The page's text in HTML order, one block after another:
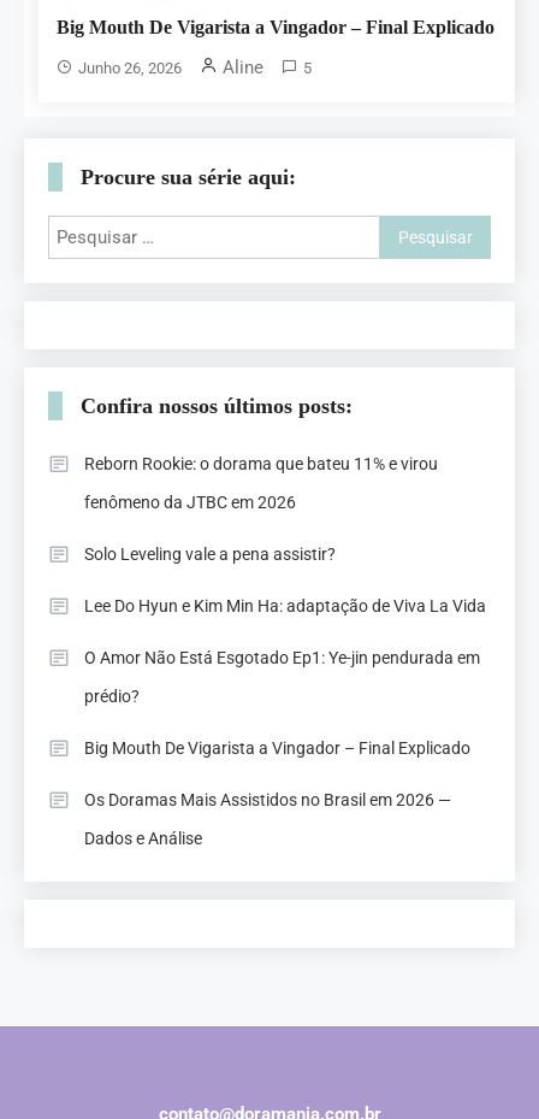
Big Mouth De Vigarista a Vingador – Final Explicado
Junho 26, 2026 Aline 5
Procure sua série aqui:
Confira nossos últimos posts:
Reborn Rookie: o dorama que bateu 11% e virou
fenômeno da JTBC em 2026
Solo Leveling vale a pena assistir?
Lee Do Hyun e Kim Min Ha: adaptação de Viva La Vida
O Amor Não Está Esgotado Ep1: Ye-jin pendurada em
prédio?
Big Mouth De Vigarista a Vingador – Final Explicado
Os Doramas Mais Assistidos no Brasil em 2026 —
Dados e Análise
contato@doramania.com.br